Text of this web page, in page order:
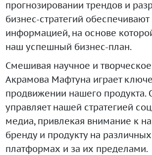
прогнозировании трендов и
бизнес-стратегий
информацией, на основе
наш успешный бизнес-план.
Смешивая научное и
Акрамова Мафтуна играет
продвижении нашего продукта.
управляет нашей стратегией
медиа, привлекая внимание к
бренду и продукту на
платформах и за их пределами.